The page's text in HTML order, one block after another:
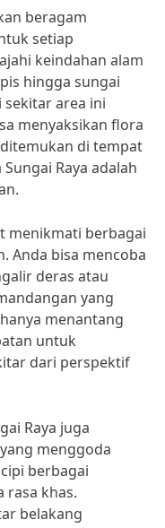
beragam
setiap
keindahan alam
hingga sungai
area ini
menyaksikan flora
di tempat
Raya adalah
menikmati berbagai
Anda bisa mencoba
deras atau
yang
menantang
untuk
dari perspektif
Raya juga
menggoda
berbagai
rasa khas.
belakang